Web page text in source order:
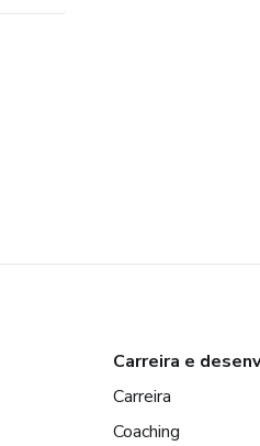
Carreira e
Carreira
Coaching